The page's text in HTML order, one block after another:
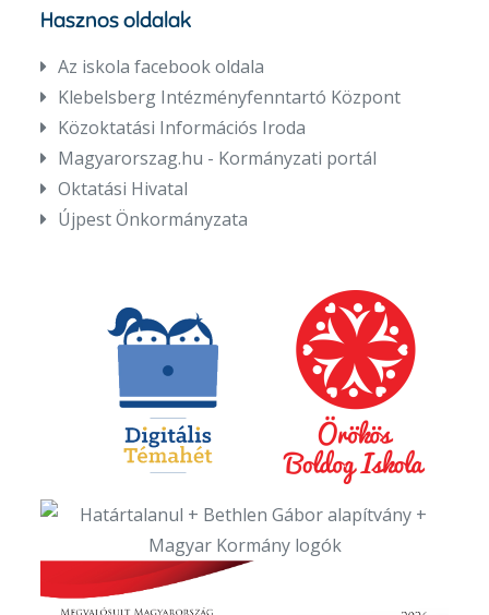
Hasznos oldalak
Az iskola facebook oldala
Klebelsberg Intézményfenntartó Központ
Közoktatási Információs Iroda
Magyarorszag.hu - Kormányzati portál
Oktatási Hivatal
Újpest Önkormányzata